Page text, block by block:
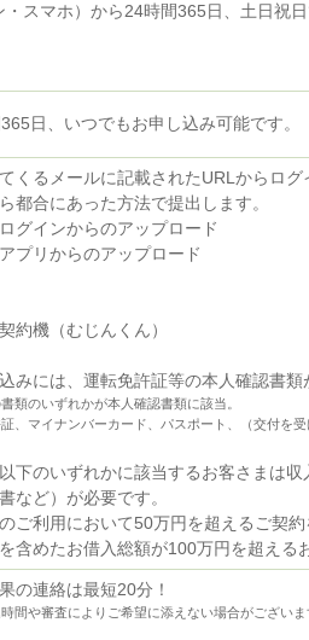
スマホ）から24時間365日、土日祝
日、いつでもお申し込み可能です。
くるメールに記載されたURLからロ
都合にあった方法で提出します。
ログインからのアップロード
アプリからのアップロード
約機（むじんくん）
みには、運転免許証等の本人確認書類
類のいずれかが本人確認書類に該当。
、マイナンバーカード、パスポート、（交付を
下のいずれかに該当するお客さまは
など）が必要です。
のご利用において50万円を超えるご契
を含めたお借入総額が100万円を超える
の連絡は最短20分！
間や審査によりご希望に添えない場合がございま